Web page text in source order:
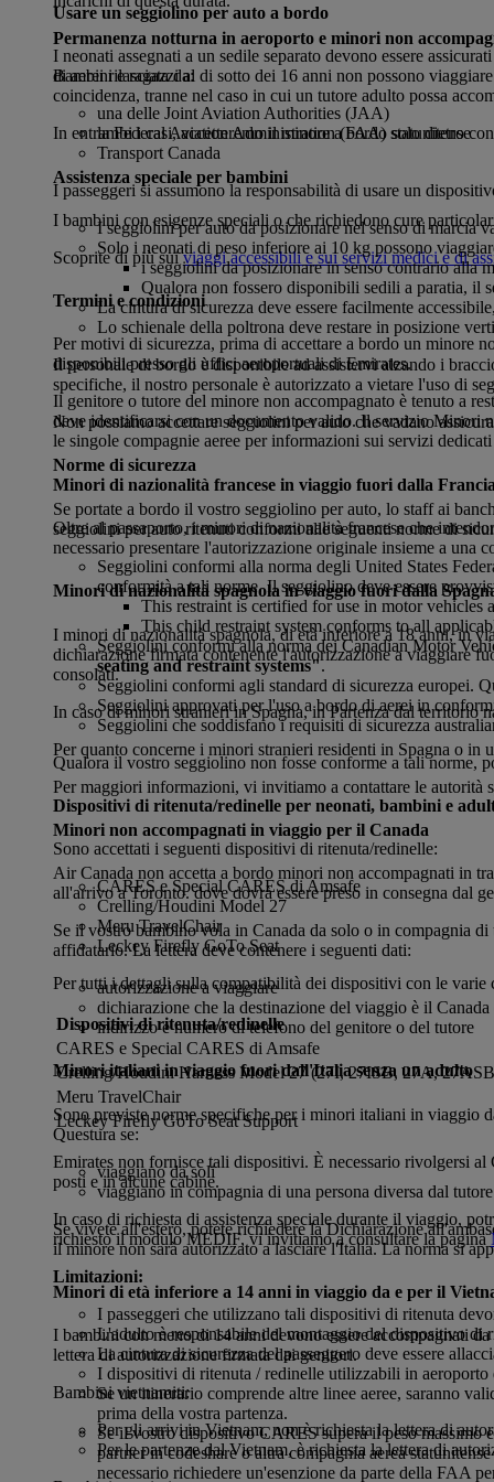
Permanenza notturna in aeroporto e minori non
Bambini e ragazzi al di sotto dei 16 anni non possono
coincidenza, tranne nel caso in cui un tutore adulto possa
In entrambi i casi, accetteremo il minore a bordo solo dietro
Assistenza speciale per bambini
I bambini con esigenze speciali o che richiedono cure
Scoprite di più suiviaggi accessibili e sui servizi medici e di
Termini e condizioni
Per motivi di sicurezza, prima di accettare a bordo un minore
disponibili presso gli uffici aeroportuali di Emirates.
Il genitore o tutore del minore non accompagnato è tenuto a
deve identificarsi con un documento valido. Il servizio Minori
le singole compagnie aeree per informazioni sui servizi
Minori di nazionalità francese in viaggio fuori dalla Francia
Oltre al passaporto, i minori di nazionalità francese che
necessario presentare l'autorizzazione originale insieme a
Minori di nazionalità spagnola in viaggio fuori dalla
I minori di nazionalità spagnola, di età inferiore a 18 anni, in
dichiarazione firmata contenente l'autorizzazione a viaggiare
consolati.
In caso di minori stranieri in Spagna, in Partenza dal territorio
Per quanto concerne i minori stranieri residenti in Spagna o in
Per maggiori informazioni, vi invitiamo a contattare le autorità
Minori non accompagnati in viaggio per il Canada
Air Canada non accetta a bordo minori non accompagnati in
all'arrivo a Toronto. dove dovrà essere preso in consegna dal
Se il vostro bambino vola in Canada da solo o in compagnia
affidatario. La lettera deve contenere i seguenti dati:
autorizzazione a viaggiare
dichiarazione che la destinazione del viaggio è il
indirizzo e numero di telefono del genitore o del tutore
Minori italiani in viaggio fuori dall'Italia senza un adulto
Sono previste norme specifiche per i minori italiani in viaggio
Questura se:
viaggiano da soli
viaggiano in compagnia di una persona diversa dal
Se vivete all'estero, potete richiedere la Dichiarazione
il minore non sarà autorizzato a lasciare l'Italia. La norma si
Minori di età inferiore a 14 anni in viaggio da e per il
I bambini con meno di 14 anni devono essere accompagnati
lettera di autorizzazione firmata dai genitori.
Bambini vietnamiti:
Per gli arrivi in Vietnam, non è richiesta la lettera di
Per le partenze dal Vietnam, è richiesta la lettera di
Usare un seggiolino per auto a bordo
I neonati assegnati a un sedile separato devono essere
di aerei rilasciata da:
una delle Joint Aviation Authorities (JAA)
la Federal Aviation Administration (FAA) statunitense
Transport Canada
I passeggeri si assumono la responsabilità di usare un
I seggiolini per auto da posizionare nel senso di marcia
Solo i neonati di peso inferiore ai 10 kg possono
i seggiolini da posizionare in senso contrario alla
Qualora non fossero disponibili sedili a paratia, il
La cintura di sicurezza deve essere facilmente
Lo schienale della poltrona deve restare in posizione
Il personale di bordo è disponibile ad assistervi alzando i
specifiche, il nostro personale è autorizzato a vietare l'uso di
Non possiamo accettare seggiolini per auto che vadano
Norme di sicurezza
Se portate a bordo il vostro seggiolino per auto, lo staff ai
seggiolini per auto ritenuti conformi alle seguenti norme di
Seggiolini conformi alla norma degli United States
conformità a tali norme. Il seggiolino deve essere
This restraint is certified for use in motor
This child restraint system conforms to all
Seggiolini conformi alla norma dei Canadian Motor
seating and restraint systems".
Seggiolini conformi agli standard di sicurezza europei.
Seggiolini approvati per l'uso a bordo di aerei in
Seggiolini che soddisfano i requisiti di sicurezza
Qualora il vostro seggiolino non fosse conforme a tali norme,
Dispositivi di ritenuta/redinelle per neonati, bambini e
Sono accettati i seguenti dispositivi di ritenuta/redinelle:
CARES e Special CARES di Amsafe
Crelling/Houdini Model 27
Meru TravelChair
Leckey Firefly GoTo Seat
Per tutti i dettagli sulla compatibilità dei dispositivi con le
Dispositivi di ritenuta/redinelle
CARES e Special CARES di Amsafe
Crelling/Houdini Harness Model 27 (27I, 27ISB, 27A,
Meru TravelChair
Leckey Firefly GoTo Seat Support
Emirates non fornisce tali dispositivi. È necessario rivolgersi
posti e in alcune cabine.
In caso di richiesta di assistenza speciale durante il viaggio,
richiesto il modulo MEDIF, vi invitiamo a consultare la pagina
Limitazioni:
I passeggeri che utilizzano tali dispositivi di ritenuta
L'adulto è responsabile del montaggio del dispositivo di
La cintura di sicurezza del passeggero deve essere
I dispositivi di ritenuta / redinelle utilizzabili in
Se un itinerario comprende altre linee aeree, saranno
prima della vostra partenza.
Se il vostro dispositivo CARES supera il peso massimo
partner in codeshare o altra compagnia aerea
necessario richiedere un'esenzione da parte della FAA